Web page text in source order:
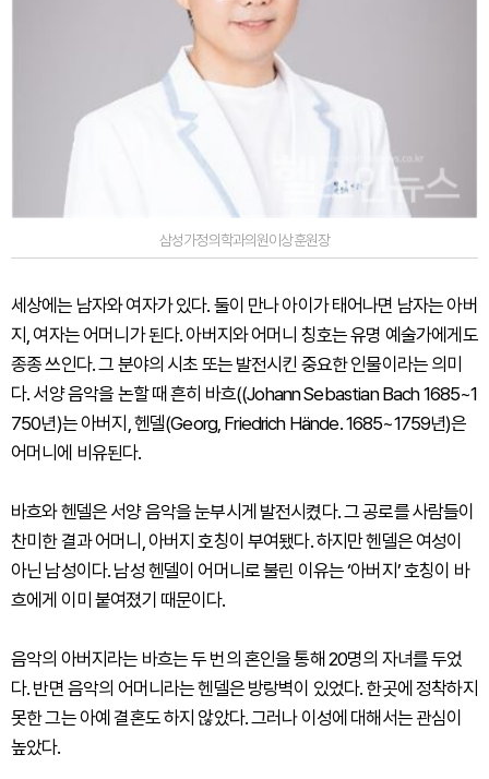
삼성가정의학과의원이상훈원장
세상에는 남자와 여자가 있다. 둘이 만나 아이가 태어나면 남자는 아버
지, 여자는 어머니가 된다. 아버지와 어머니 칭호는 유명 예술가에게도
종종 쓰인다. 그 분야의 시초 또는 발전시킨 중요한 인물이라는 의미
다. 서양 음악을 논할 때 흔히 바흐((Johann Sebastian Bach 1685~1
750년)는 아버지, 헨델(Georg, Friedrich Hände. 1685~1759년)은
어머니에 비유된다.
바흐와 헨델은 서양 음악을 눈부시게 발전시켰다. 그 공로를 사람들이
찬미한 결과 어머니, 아버지 호칭이 부여됐다. 하지만 헨델은 여성이
아닌 남성이다. 남성 헨델이 어머니로 불린 이유는 ‘아버지’ 호칭이 바
흐에게 이미 붙여졌기 때문이다.
음악의 아버지라는 바흐는 두 번의 혼인을 통해 20명의 자녀를 두었
다. 반면 음악의 어머니라는 헨델은 방랑벽이 있었다. 한곳에 정착하지
못한 그는 아예 결혼도 하지 않았다. 그러나 이성에 대해서는 관심이
높았다.